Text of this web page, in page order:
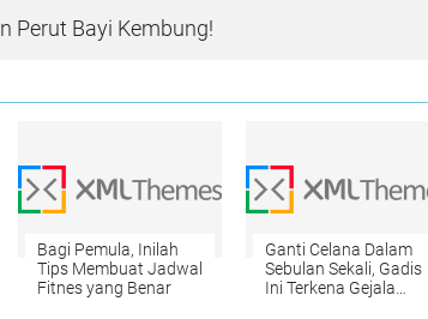
Perut Bayi Kembung!
Bagi Pemula, Inilah
Tips Membuat Jadwal
Fitnes yang Benar
Ganti Celana Dalam
Sebulan Sekali, Gadis
Ini Terkena Gejala